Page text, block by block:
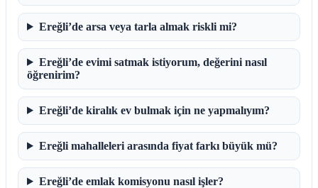
Ereğli’de arsa veya tarla almak riskli mi?
Ereğli’de evimi satmak istiyorum, değerini nasıl
öğrenirim?
Ereğli’de kiralık ev bulmak için ne yapmalıyım?
Ereğli mahalleleri arasında fiyat farkı büyük mü?
Ereğli’de emlak komisyonu nasıl işler?